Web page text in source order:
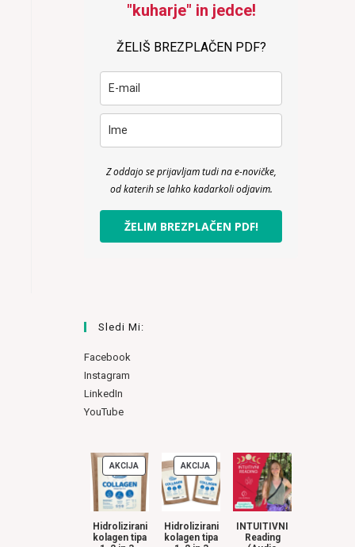
"kuharje" in jedce!
ŽELIŠ BREZPLAČEN PDF?
Z oddajo se prijavljam tudi na e-novičke,
od katerih se lahko kadarkoli odjavim.
ŽELIM BREZPLAČEN PDF!
Sledi Mi:
Facebook
Instagram
LinkedIn
YouTube
AKCIJAIZDELKI
V
AKCIJI
Hidrolizirani
kolagen tipa
AKCIJAIZDELKI
V
AKCIJI
Hidrolizirani
kolagen tipa
INTUITIVNI
Reading